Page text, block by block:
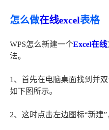
怎么做在线excel表格
WPS怎么新建一个Excel在线
法。
1、首先在电脑桌面找到并双
如下图所示。
2、这时点击左边图标“新建”